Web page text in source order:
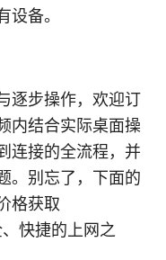
设备。
逐步操作，欢迎订
内结合实际桌面操
连接的全流程，并
。别忘了，下面的
格获取
快捷的上网之